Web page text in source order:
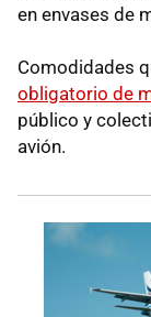
en envases de
Comodidades
obligatorio de
público y
avión.